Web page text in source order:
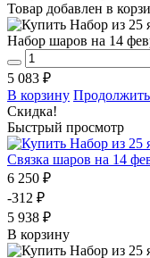
Товар добавлен в
Набор шаров на 14
5 083 ₽
В корзину
Скидка!
Быстрый просмотр
Связка шаров на 14
6 250 ₽
-312 ₽
5 938 ₽
В корзину